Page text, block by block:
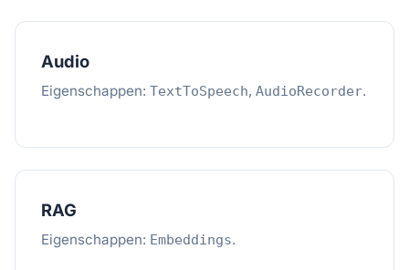
Audio
Eigenschappen: TextToSpeech, AudioRecorder.
RAG
Eigenschappen: Embeddings.